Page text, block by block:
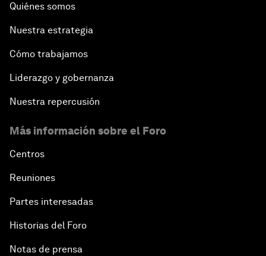
Quiénes somos
Nuestra estrategia
Cómo trabajamos
Liderazgo y gobernanza
Nuestra repercusión
Más información sobre el Foro
Centros
Reuniones
Partes interesadas
Historias del Foro
Notas de prensa